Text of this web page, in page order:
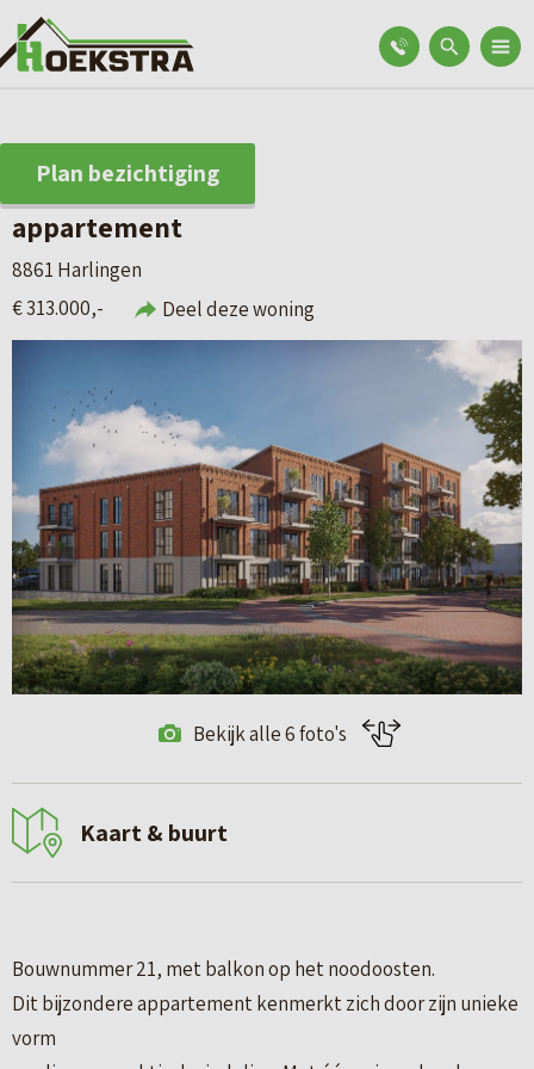
Plan bezichtiging
appartement
8861 Harlingen
€ 313.000,-
Deel deze woning
Bekijk alle 6 foto's
Kaart & buurt
Bouwnummer 21, met balkon op het noodoosten.
Dit bijzondere appartement kenmerkt zich door zijn unieke
vorm